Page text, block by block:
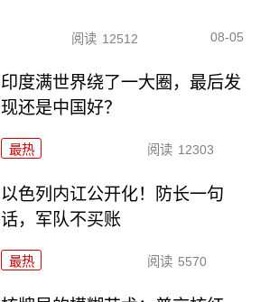
阅读 12512 08-05
印度满世界绕了一大圈，最后发
现还是中国好？
最热 阅读 12303
以色列内讧公开化！防长一句
话，军队不买账
最热 阅读 5570